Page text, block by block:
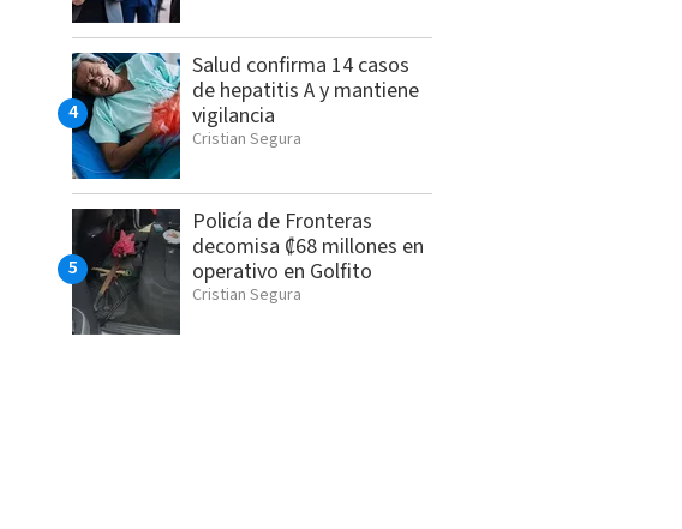
Salud confirma 14 casos
de hepatitis A y mantiene
vigilancia
Cristian Segura
Policía de Fronteras
decomisa ₡68 millones en
operativo en Golfito
Cristian Segura